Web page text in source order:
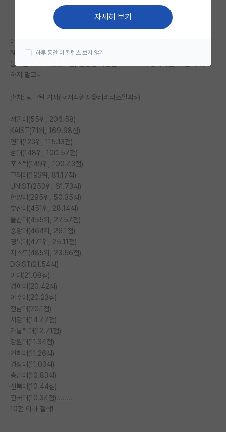
미국 대학원 합격 후기 게시판
대학원생 모집 게시판
연구실(PI) 홍보 게시판
학부 인턴 게시판
취업 게시판
임용 후기 게시판
PI 전용 게시판
인문사회 계열 게시판
특수/전문대학원 게시판
반도체/AI 게시판
장학금/장학생 게시판
학술 정보 게시판
홍보 게시판
커리어
유학교육
이벤트
반도체 아카데미
재팬라운지 🌸
대학원 순위로 그만들 싸우고 연구하자!
Nature가 정리해줬다.
분야별 차이가 있겠지만, 불만인 사람은 Nature에 항의하길, 나한테 뭐라
하지 말고~
출처: 링크된 기사( <저작권자©베리타스알파>)
서울대(55위, 206.58)
KAIST(71위, 169.98점)
연대(123위, 115.13점)
성대(148위, 100.57점)
포스텍(149위, 100.43점)
고려대(193위, 81.17점)
UNIST(253위, 61.73점)
한양대(295위, 50.35점)
부산대(451위, 28.14점)
울산대(455위, 27.57점)
중앙대(464위, 26.1점)
경북대(471위, 25.11점)
지스트(485위, 23.56점)
DGIST(21.54점)
이대(21.08점)
경희대(20.42점)
아주대(20.23점)
전남대(20.1점)
서강대(14.47점)
가톨릭대(12.71점)
강원대(11.34점)
인하대(11.26점)
경상대(11.03점)
충남대(10.83점)
전북대(10.44점)
건국대(10.34점)........
10점 이하 절삭!
자세히 보기
하루 동안 이 컨텐츠 보지 않기